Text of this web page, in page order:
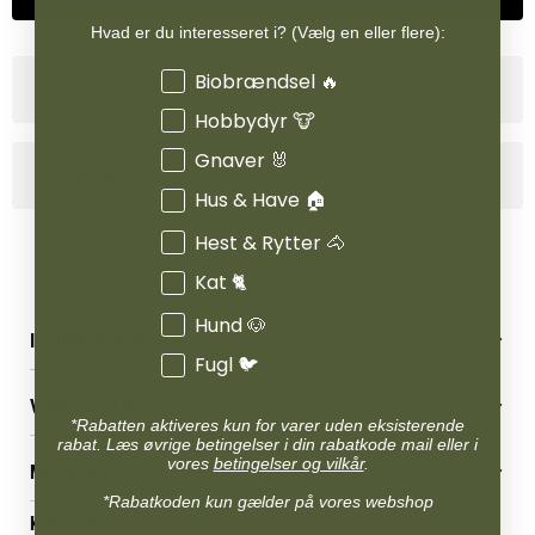
Produktinformation
INFORMATION
Betingelser & vilkår
Reklamations- & fortrydelsesret
Levering & afhentning
Følg din bestilling
Persondatapolitik
Cookies
VORES BUTIK
Vores butikker
Job
Mærker
MIN KONTO
Administrer min konto
KONTAKT OS
Hvad er du interesseret i? (Vælg en eller flere):
Interesser
Biobrændsel 🔥
Hobbydyr 🐮
Gnaver 🐰
Hus & Have 🏠
Hest & Rytter 🐴
Kat 🐈
Hund 🐶
Fugl 🐦
*Rabatten aktiveres kun for varer uden eksisterende
rabat. Læs øvrige betingelser i din rabatkode mail eller i
vores betingelser og vilkår.
*Rabatkoden kun gælder på vores webshop